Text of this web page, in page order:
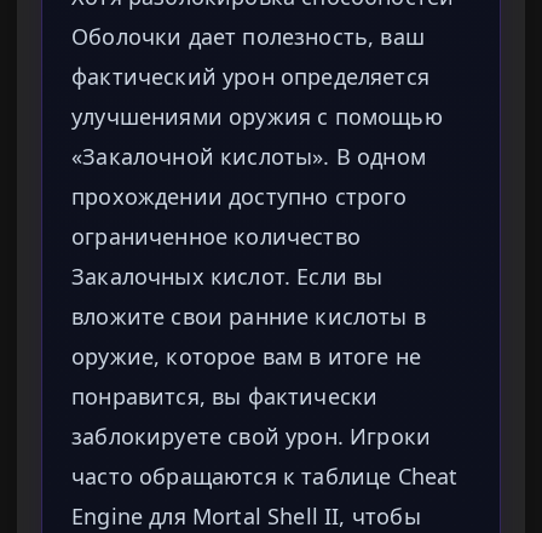
Оболочки дает полезность, ваш
фактический урон определяется
улучшениями оружия с помощью
«Закалочной кислоты». В одном
прохождении доступно строго
ограниченное количество
Закалочных кислот. Если вы
вложите свои ранние кислоты в
оружие, которое вам в итоге не
понравится, вы фактически
заблокируете свой урон. Игроки
часто обращаются к таблице Cheat
Engine для Mortal Shell II, чтобы